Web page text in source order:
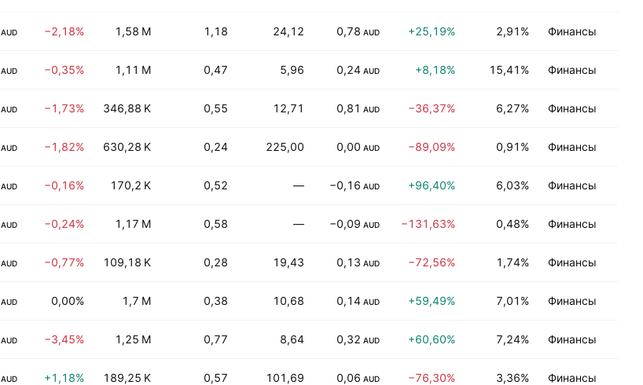
AUD −2,18% 1,58 M 1,18 24,12 0,78 AUD +25,19% 2,91% Финансы
AUD −0,35% 1,11 M 0,47 5,96 0,24 AUD +8,18% 15,41% Финансы
AUD −1,73% 346,88 K 0,55 12,71 0,81 AUD −36,37% 6,27% Финансы
AUD −1,82% 630,28 K 0,24 225,00 0,00 AUD −89,09% 0,91% Финансы
AUD −0,16% 170,2 K 0,52 — −0,16 AUD +96,40% 6,03% Финансы
AUD −0,24% 1,17 M 0,58 — −0,09 AUD −131,63% 0,48% Финансы
AUD −0,77% 109,18 K 0,28 19,43 0,13 AUD −72,56% 1,74% Финансы
AUD 0,00% 1,7 M 0,38 10,68 0,14 AUD +59,49% 7,01% Финансы
AUD −3,45% 1,25 M 0,77 8,64 0,32 AUD +60,60% 7,24% Финансы
AUD +1,18% 189,25 K 0,57 101,69 0,06 AUD −76,30% 3,36% Финансы